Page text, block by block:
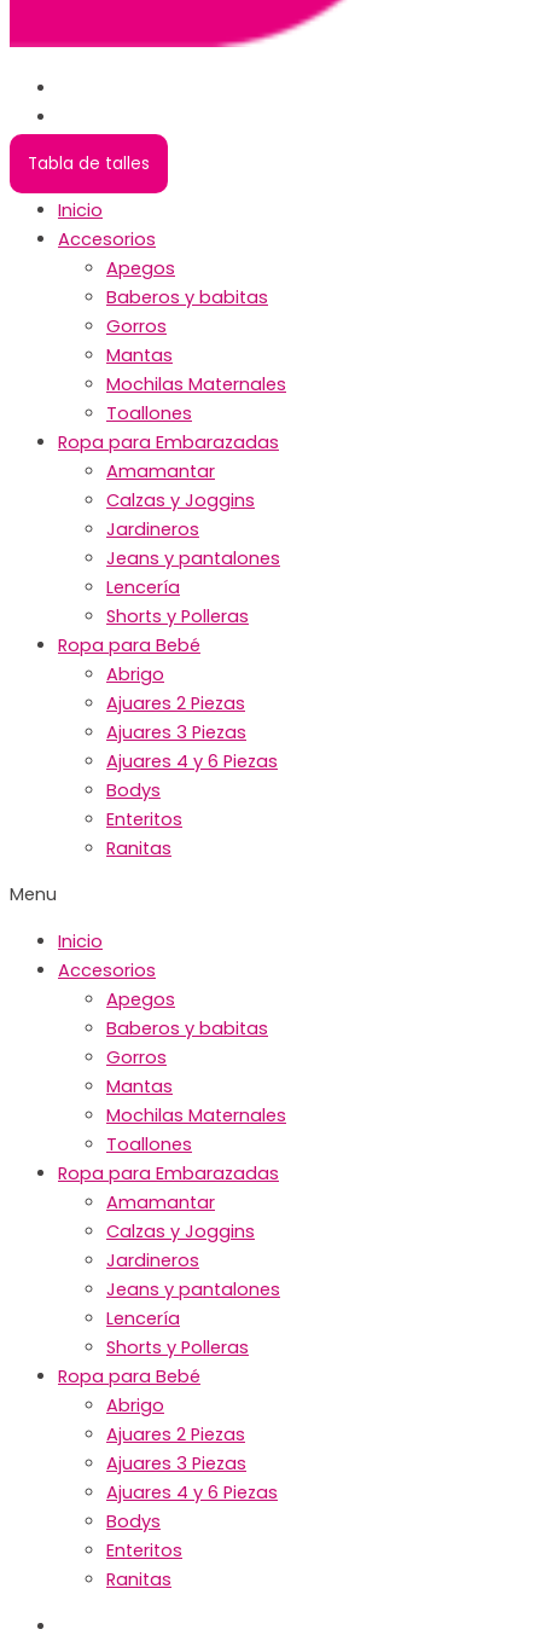
Tabla de talles
Inicio
Accesorios
Apegos
Baberos y babitas
Gorros
Mantas
Mochilas Maternales
Toallones
Ropa para Embarazadas
Amamantar
Calzas y Joggins
Jardineros
Jeans y pantalones
Lencería
Shorts y Polleras
Ropa para Bebé
Abrigo
Ajuares 2 Piezas
Ajuares 3 Piezas
Ajuares 4 y 6 Piezas
Bodys
Enteritos
Ranitas
Menu
Inicio
Accesorios
Apegos
Baberos y babitas
Gorros
Mantas
Mochilas Maternales
Toallones
Ropa para Embarazadas
Amamantar
Calzas y Joggins
Jardineros
Jeans y pantalones
Lencería
Shorts y Polleras
Ropa para Bebé
Abrigo
Ajuares 2 Piezas
Ajuares 3 Piezas
Ajuares 4 y 6 Piezas
Bodys
Enteritos
Ranitas